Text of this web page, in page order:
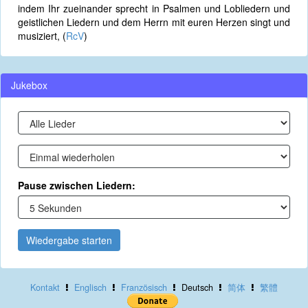
indem Ihr zueinander sprecht in Psalmen und Lobliedern und
geistlichen Liedern und dem Herrn mit euren Herzen singt und
musiziert, (RcV)
Jukebox
Pause zwischen Liedern:
Wiedergabe starten
Kontakt Englisch Französisch Deutsch 简体 繁體